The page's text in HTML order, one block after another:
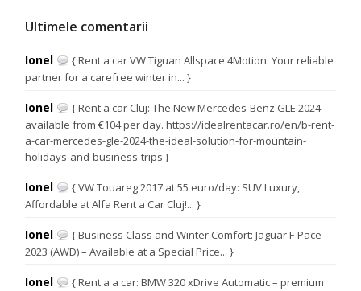
Ultimele comentarii
Ionel
{ Rent a car VW Tiguan Allspace 4Motion: Your reliable
partner for a carefree winter in... }
Ionel
{ Rent a car Cluj: The New Mercedes-Benz GLE 2024
available from €104 per day. https://idealrentacar.ro/en/b-rent-
a-car-mercedes-gle-2024-the-ideal-solution-for-mountain-
holidays-and-business-trips }
Ionel
{ VW Touareg 2017 at 55 euro/day: SUV Luxury,
Affordable at Alfa Rent a Car Cluj!... }
Ionel
{ Business Class and Winter Comfort: Jaguar F-Pace
2023 (AWD) – Available at a Special Price... }
Ionel
{ Rent a a car: BMW 320 xDrive Automatic – premium